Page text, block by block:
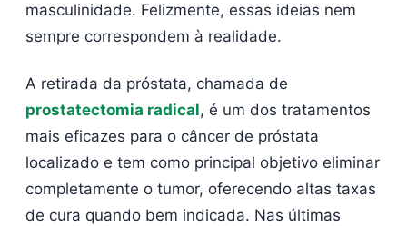
masculinidade. Felizmente, essas ideias nem
sempre correspondem à realidade.
A retirada da próstata, chamada de
prostatectomia radical, é um dos tratamentos
mais eficazes para o câncer de próstata
localizado e tem como principal objetivo eliminar
completamente o tumor, oferecendo altas taxas
de cura quando bem indicada. Nas últimas